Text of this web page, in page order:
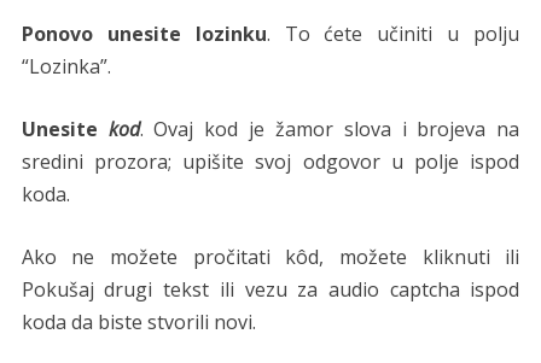
Ponovo unesite lozinku. To ćete učiniti u polju
“Lozinka”.
Unesite kod. Ovaj kod je žamor slova i brojeva na
sredini prozora; upišite svoj odgovor u polje ispod
koda.
Ako ne možete pročitati kôd, možete kliknuti ili
Pokušaj drugi tekst ili vezu za audio captcha ispod
koda da biste stvorili novi.